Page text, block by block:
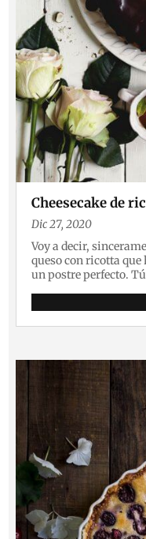
Cheesecake de
Dic 27, 2020
Voy a decir,
queso con ricotta
un postre perfecto.